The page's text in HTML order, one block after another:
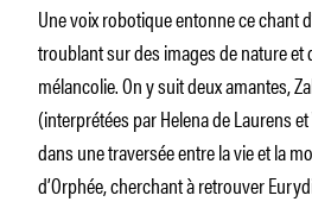
Une voix robotique entonne ce chant
troublant sur des images de nature et
mélancolie. On y suit deux amantes,
(interprétées par Helena de Laurens
dans une traversée entre la vie et la
d’Orphée, cherchant à retrouver